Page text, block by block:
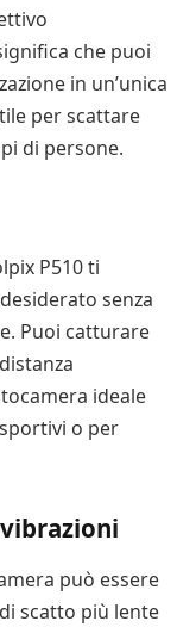
che puoi
in un’unica
per scattare
di persone.
P510 ti
senza
Puoi catturare
ideale
o per
può essere
scatto più lente